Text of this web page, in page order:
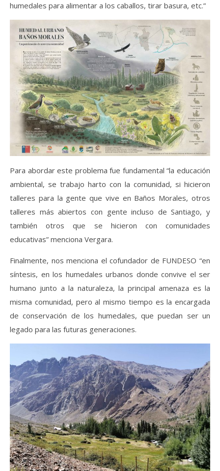
humedales para alimentar a los caballos, tirar basura, etc.”
Para abordar este problema fue fundamental “la educación
ambiental, se trabajo harto con la comunidad, si hicieron
talleres para la gente que vive en Baños Morales, otros
talleres más abiertos con gente incluso de Santiago, y
también otros que se hicieron con comunidades
educativas” menciona Vergara.
Finalmente, nos menciona el cofundador de FUNDESO “en
síntesis, en los humedales urbanos donde convive el ser
humano junto a la naturaleza, la principal amenaza es la
misma comunidad, pero al mismo tiempo es la encargada
de conservación de los humedales, que puedan ser un
legado para las futuras generaciones.